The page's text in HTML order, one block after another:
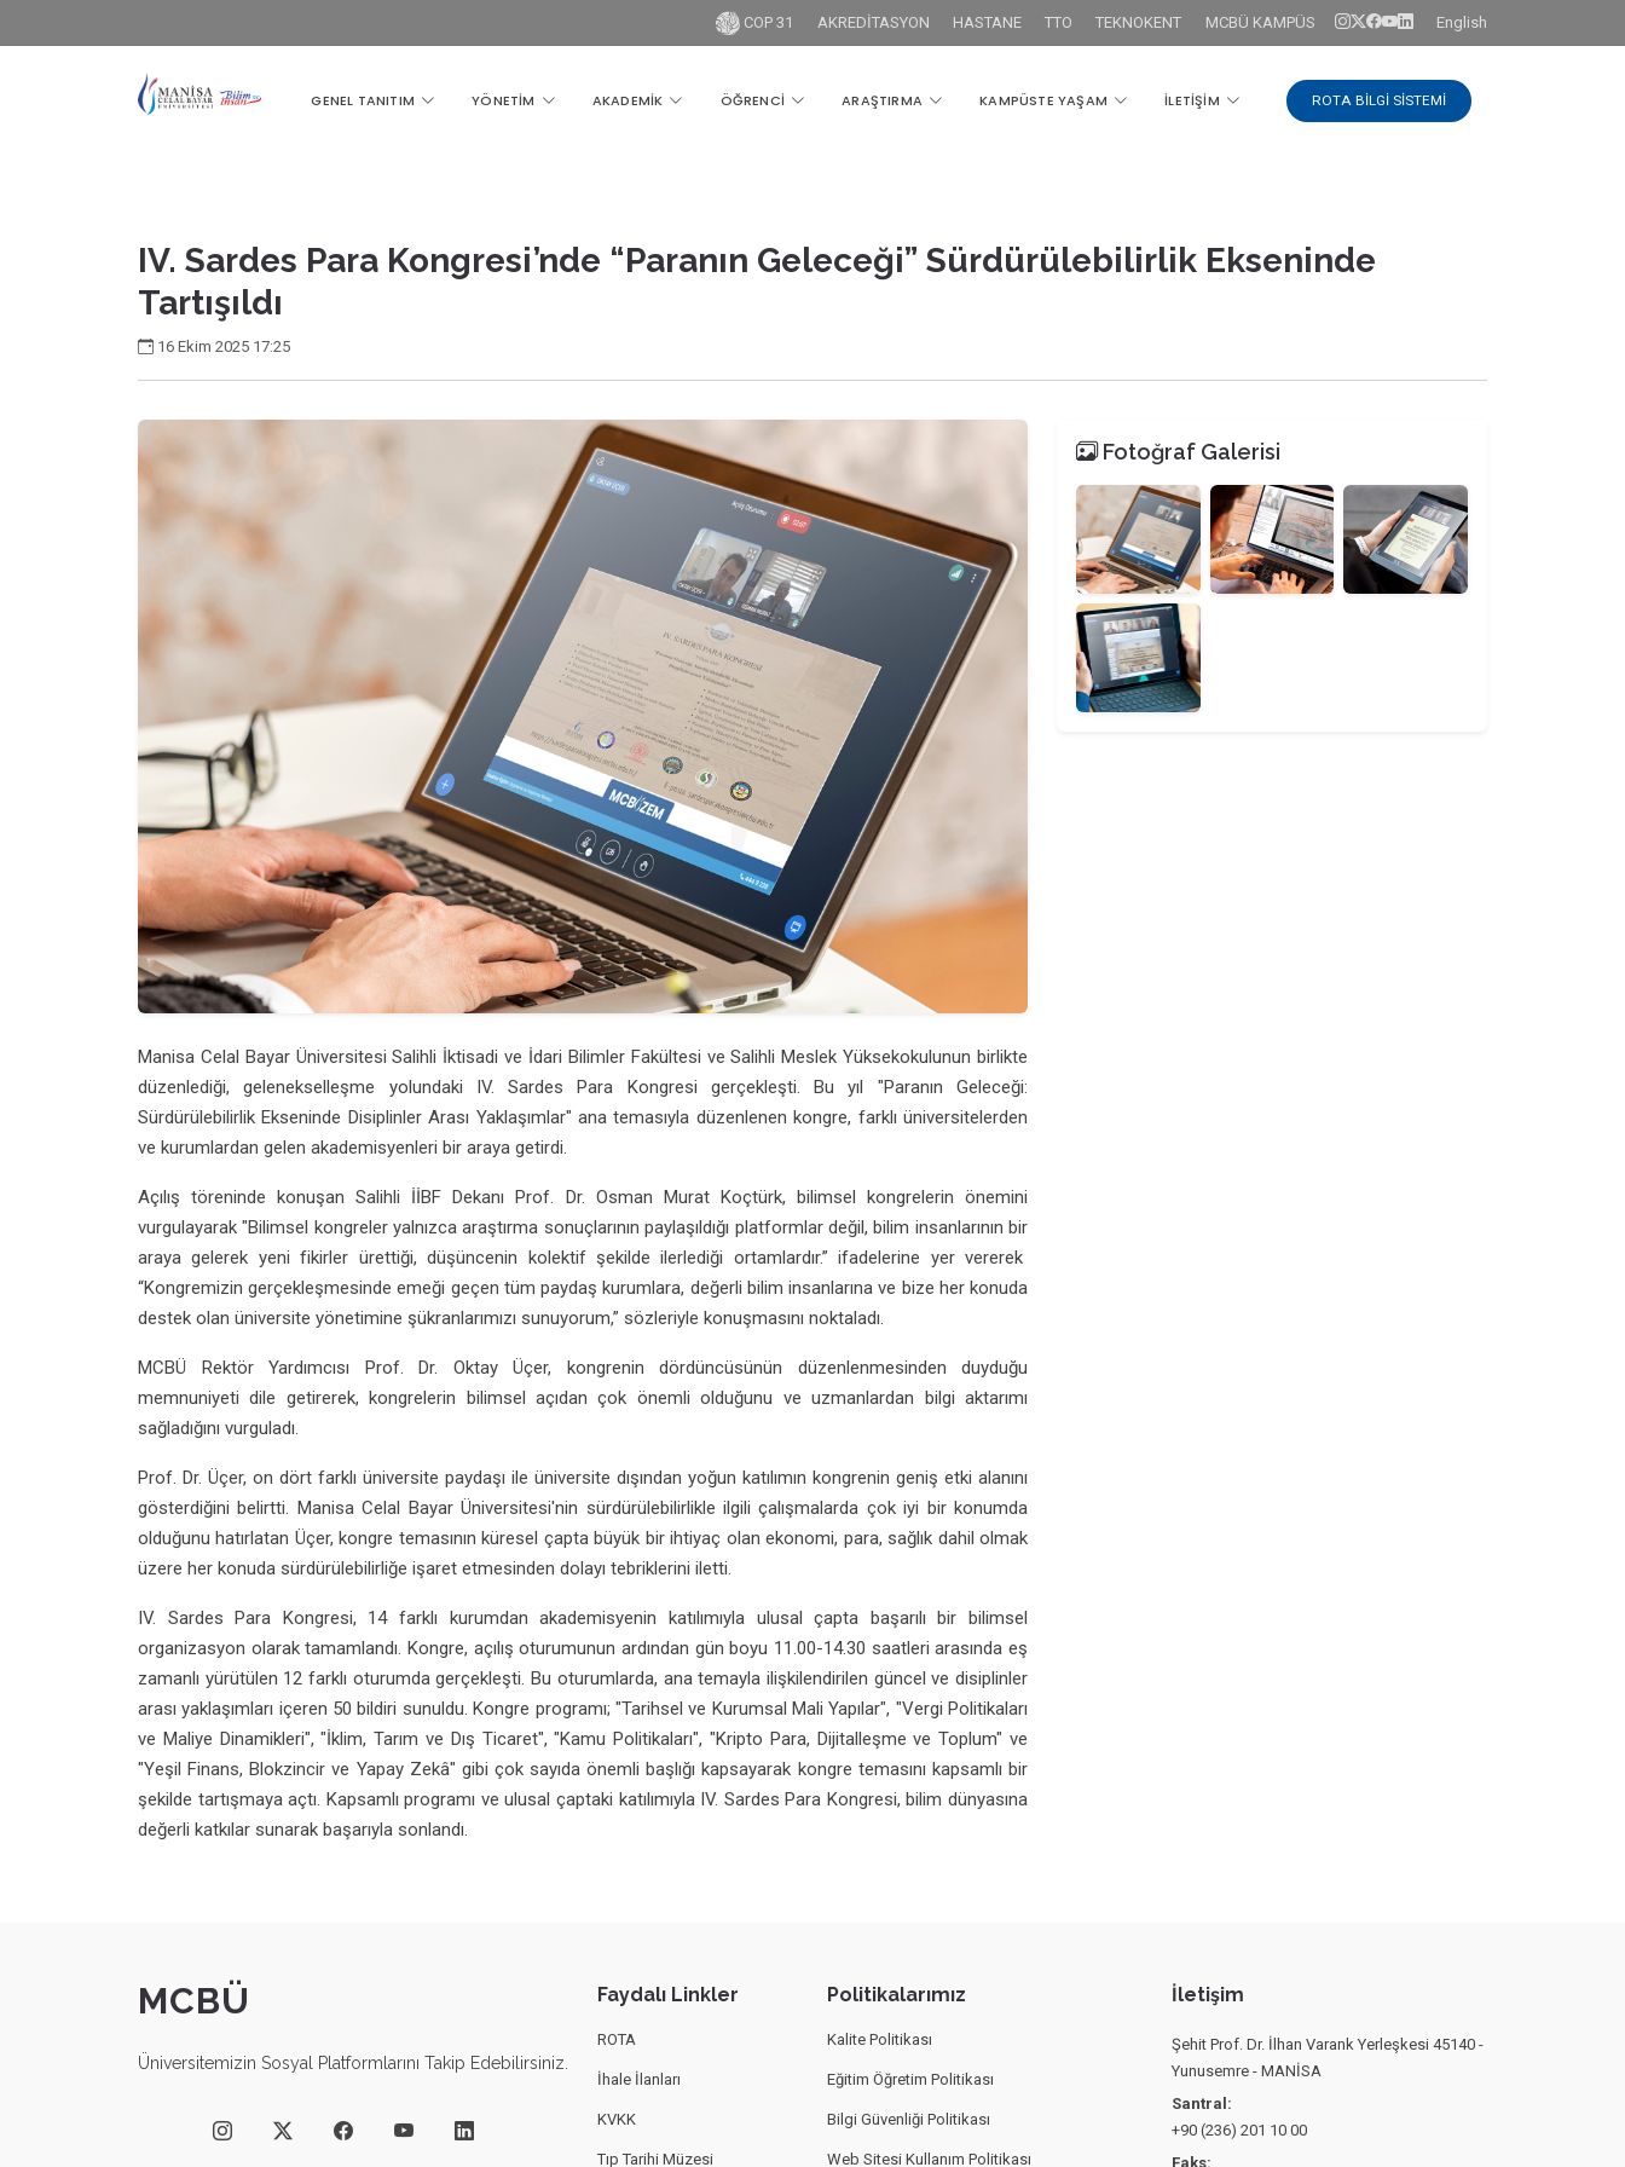
COP 31 AKREDİTASYON HASTANE TTO TEKNOKENT MCBÜ KAMPÜS English
GENEL TANITIM YÖNETİM AKADEMİK ÖĞRENCİ ARAŞTIRMA KAMPÜSTE YAŞAM İLETİŞİM ROTA BİLGİ SİSTEMİ
IV. Sardes Para Kongresi’nde “Paranın Geleceği” Sürdürülebilirlik Ekseninde
Tartışıldı
16 Ekim 2025 17:25
Manisa Celal Bayar Üniversitesi Salihli İktisadi ve İdari Bilimler Fakültesi ve Salihli Meslek Yüksekokulunun birlikte
düzenlediği, gelenekselleşme yolundaki IV. Sardes Para Kongresi gerçekleşti. Bu yıl "Paranın Geleceği:
Sürdürülebilirlik Ekseninde Disiplinler Arası Yaklaşımlar" ana temasıyla düzenlenen kongre, farklı üniversitelerden
ve kurumlardan gelen akademisyenleri bir araya getirdi.
Açılış töreninde konuşan Salihli İİBF Dekanı Prof. Dr. Osman Murat Koçtürk, bilimsel kongrelerin önemini
vurgulayarak "Bilimsel kongreler yalnızca araştırma sonuçlarının paylaşıldığı platformlar değil, bilim insanlarının bir
araya gelerek yeni fikirler ürettiği, düşüncenin kolektif şekilde ilerlediği ortamlardır.” ifadelerine yer vererek
“Kongremizin gerçekleşmesinde emeği geçen tüm paydaş kurumlara, değerli bilim insanlarına ve bize her konuda
destek olan üniversite yönetimine şükranlarımızı sunuyorum,” sözleriyle konuşmasını noktaladı.
MCBÜ Rektör Yardımcısı Prof. Dr. Oktay Üçer, kongrenin dördüncüsünün düzenlenmesinden duyduğu
memnuniyeti dile getirerek, kongrelerin bilimsel açıdan çok önemli olduğunu ve uzmanlardan bilgi aktarımı
sağladığını vurguladı.
Prof. Dr. Üçer, on dört farklı üniversite paydaşı ile üniversite dışından yoğun katılımın kongrenin geniş etki alanını
gösterdiğini belirtti. Manisa Celal Bayar Üniversitesi'nin sürdürülebilirlikle ilgili çalışmalarda çok iyi bir konumda
olduğunu hatırlatan Üçer, kongre temasının küresel çapta büyük bir ihtiyaç olan ekonomi, para, sağlık dahil olmak
üzere her konuda sürdürülebilirliğe işaret etmesinden dolayı tebriklerini iletti.
IV. Sardes Para Kongresi, 14 farklı kurumdan akademisyenin katılımıyla ulusal çapta başarılı bir bilimsel
organizasyon olarak tamamlandı. Kongre, açılış oturumunun ardından gün boyu 11.00-14.30 saatleri arasında eş
zamanlı yürütülen 12 farklı oturumda gerçekleşti. Bu oturumlarda, ana temayla ilişkilendirilen güncel ve disiplinler
arası yaklaşımları içeren 50 bildiri sunuldu. Kongre programı; "Tarihsel ve Kurumsal Mali Yapılar", "Vergi Politikaları
ve Maliye Dinamikleri", "İklim, Tarım ve Dış Ticaret", "Kamu Politikaları", "Kripto Para, Dijitalleşme ve Toplum" ve
"Yeşil Finans, Blokzincir ve Yapay Zekâ" gibi çok sayıda önemli başlığı kapsayarak kongre temasını kapsamlı bir
şekilde tartışmaya açtı. Kapsamlı programı ve ulusal çaptaki katılımıyla IV. Sardes Para Kongresi, bilim dünyasına
değerli katkılar sunarak başarıyla sonlandı.
Fotoğraf Galerisi
MCBÜ
Üniversitemizin Sosyal Platformlarını Takip Edebilirsiniz.
Faydalı Linkler
ROTA
İhale İlanları
KVKK
Tıp Tarihi Müzesi
Politikalarımız
Kalite Politikası
Eğitim Öğretim Politikası
Bilgi Güvenliği Politikası
Web Sitesi Kullanım Politikası
İletişim
Şehit Prof. Dr. İlhan Varank Yerleşkesi 45140 -
Yunusemre - MANİSA
Santral:
+90 (236) 201 10 00
Faks: